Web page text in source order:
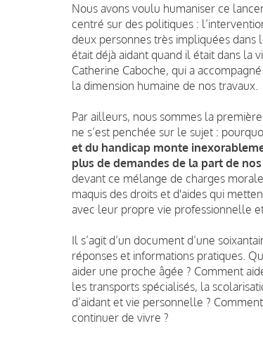
Nous avons voulu humaniser ce
centré sur des politiques :
deux personnes très impliquées dans
était déjà aidant quand il était dans la
Catherine Caboche, qui a
la dimension humaine de nos travaux.
Par ailleurs, nous sommes la
ne s’est penchée sur le sujet :
et du handicap monte
plus de demandes de la part de
devant ce mélange de charges
maquis des droits et d'aides qui
avec leur propre vie professionnelle
Il s’agit d’un document d’une
réponses et informations pratiques.
aider une proche âgée ? Comment
les transports spécialisés, la
d’aidant et vie personnelle ?
continuer de vivre ?